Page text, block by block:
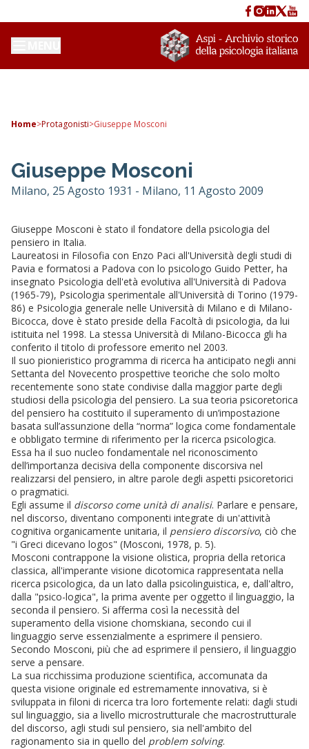
Home>Protagonisti>Giuseppe Mosconi
Giuseppe Mosconi
Milano, 25 Agosto 1931 - Milano, 11 Agosto 2009
Giuseppe Mosconi è stato il fondatore della psicologia del
pensiero in Italia.
Laureatosi in Filosofia con Enzo Paci all'Università degli studi di
Pavia e formatosi a Padova con lo psicologo Guido Petter, ha
insegnato Psicologia dell'età evolutiva all'Università di Padova
(1965-79), Psicologia sperimentale all'Università di Torino (1979-
86) e Psicologia generale nelle Università di Milano e di Milano-
Bicocca, dove è stato preside della Facoltà di psicologia, da lui
istituita nel 1998. La stessa Università di Milano-Bicocca gli ha
conferito il titolo di professore emerito nel 2003.
Il suo pionieristico programma di ricerca ha anticipato negli anni
Settanta del Novecento prospettive teoriche che solo molto
recentemente sono state condivise dalla maggior parte degli
studiosi della psicologia del pensiero. La sua teoria psicoretorica
del pensiero ha costituito il superamento di un’impostazione
basata sull’assunzione della “norma” logica come fondamentale
e obbligato termine di riferimento per la ricerca psicologica.
Essa ha il suo nucleo fondamentale nel riconoscimento
dell’importanza decisiva della componente discorsiva nel
realizzarsi del pensiero, in altre parole degli aspetti psicoretorici
o pragmatici.
Egli assume il discorso come unità di analisi. Parlare e pensare,
nel discorso, diventano componenti integrate di un'attività
cognitiva organicamente unitaria, il pensiero discorsivo, ciò che
"i Greci dicevano logos" (Mosconi, 1978, p. 5).
Mosconi contrappone la visione olistica, propria della retorica
classica, all'imperante visione dicotomica rappresentata nella
ricerca psicologica, da un lato dalla psicolinguistica, e, dall'altro,
dalla "psico-logica", la prima avente per oggetto il linguaggio, la
seconda il pensiero. Si afferma così la necessità del
superamento della visione chomskiana, secondo cui il
linguaggio serve essenzialmente a esprimere il pensiero.
Secondo Mosconi, più che ad esprimere il pensiero, il linguaggio
serve a pensare.
La sua ricchissima produzione scientifica, accomunata da
questa visione originale ed estremamente innovativa, si è
sviluppata in filoni di ricerca tra loro fortemente relati: dagli studi
sul linguaggio, sia a livello microstrutturale che macrostrutturale
del discorso, agli studi sul pensiero, sia nell'ambito del
ragionamento sia in quello del problem solving.